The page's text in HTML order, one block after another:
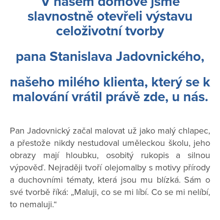
slavnostně otevřeli výstavu
celoživotní tvorby
pana Stanislava Jadovnického,
našeho milého klienta, který se k
malování vrátil právě zde, u nás.
Pan Jadovnický začal malovat už jako malý chlapec,
a přestože nikdy nestudoval uměleckou školu, jeho
obrazy mají hloubku, osobitý rukopis a silnou
výpověď. Nejraději tvoří olejomalby s motivy přírody
a duchovními tématy, která jsou mu blízká. Sám o
své tvorbě říká: „Maluji, co se mi líbí. Co se mi nelíbí,
to nemaluji.“